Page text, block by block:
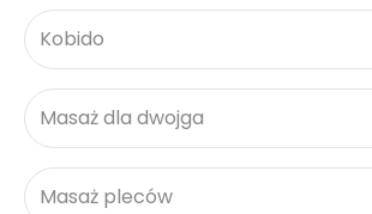
Kobido
Masaż dla dwojga
Masaż pleców